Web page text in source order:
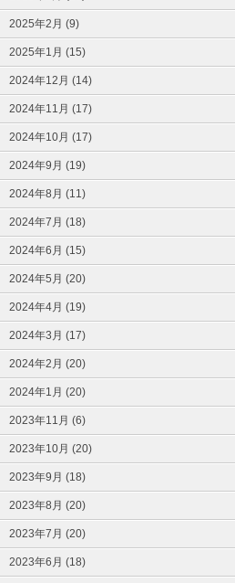
2025年2月 (9)
2025年1月 (15)
2024年12月 (14)
2024年11月 (17)
2024年10月 (17)
2024年9月 (19)
2024年8月 (11)
2024年7月 (18)
2024年6月 (15)
2024年5月 (20)
2024年4月 (19)
2024年3月 (17)
2024年2月 (20)
2024年1月 (20)
2023年11月 (6)
2023年10月 (20)
2023年9月 (18)
2023年8月 (20)
2023年7月 (20)
2023年6月 (18)